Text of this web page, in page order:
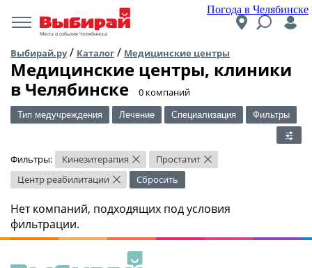
Погода в Челябинске
Места и события Челябинска
Выбирай.ру/ Каталог / Медицинские центры
Медицинские центры, клиники
в Челябинске
​0 компаний
Тип медучреждения Лечение Специализация Фильтры
Фильтры: Кинезитерапия × Простатит ×
Центр реабилитации × Сбросить
Нет компаний, подходящих под условия
фильтрации.